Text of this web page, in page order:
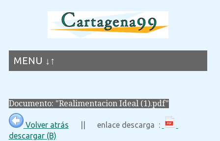
MENU ↓↑
Documento: "Realimentacion Ideal (1).pdf"
Volver atrás || enlace descarga :
descargar (B)